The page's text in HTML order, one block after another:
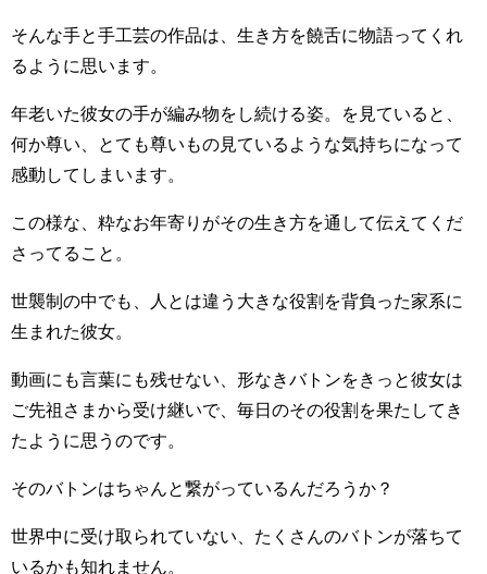
そんな手と手工芸の作品は、生き方を饒舌に物語ってくれ
るように思います。
年老いた彼女の手が編み物をし続ける姿。を見ていると、
何か尊い、とても尊いもの見ているような気持ちになって
感動してしまいます。
この様な、粋なお年寄りがその生き方を通して伝えてくだ
さってること。
世襲制の中でも、人とは違う大きな役割を背負った家系に
生まれた彼女。
動画にも言葉にも残せない、形なきバトンをきっと彼女は
ご先祖さまから受け継いで、毎日のその役割を果たしてき
たように思うのです。
そのバトンはちゃんと繋がっているんだろうか？
世界中に受け取られていない、たくさんのバトンが落ちて
いるかも知れません。